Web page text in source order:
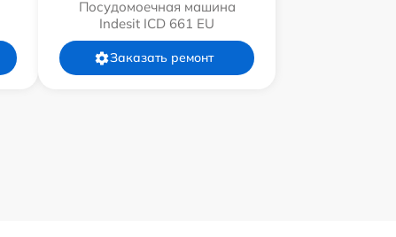
Посудомоечная машина
Indesit ICD 661 EU
Заказать ремонт